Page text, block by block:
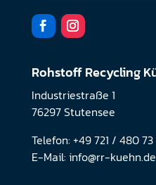
Rohstoff Recycling
Industriestraße 1
76297 Stutensee
Telefon: +49 721 / 480
E-Mail: info@rr-kuehn.de